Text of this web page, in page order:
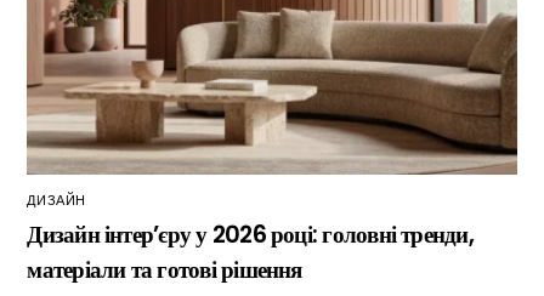
ДИЗАЙН
Дизайн інтер’єру у 2026 році: головні тренди,
матеріали та готові рішення